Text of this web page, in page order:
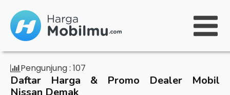
Pengunjung : 107
Daftar Harga & Promo Dealer Mobil
Nissan Demak